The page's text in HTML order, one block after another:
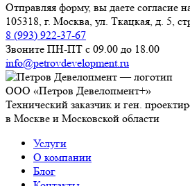
Отправляя форму, вы даете согласие
105318, г. Москва, ул. Ткацкая, д. 5,
8 (993) 922-37-67
Звоните ПН-ПТ с 09.00 до 18.00
info@petrovdevelopment.ru
ООО «Петров Девелопмент+»
Технический заказчик и ген.
в Москве и Московской области
Услуги
О компании
Блог